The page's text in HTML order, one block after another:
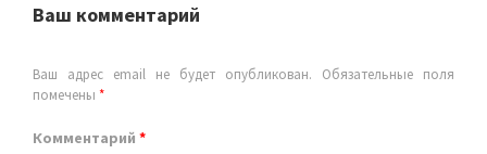
Ваш комментарий
Ваш адрес email не будет опубликован.
Обязательные поля
помечены *
Комментарий *